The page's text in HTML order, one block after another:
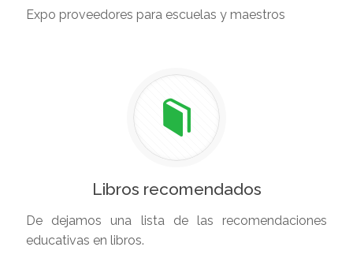
Expo proveedores para escuelas y maestros
Libros recomendados
De dejamos una lista de las recomendaciones
educativas en libros.